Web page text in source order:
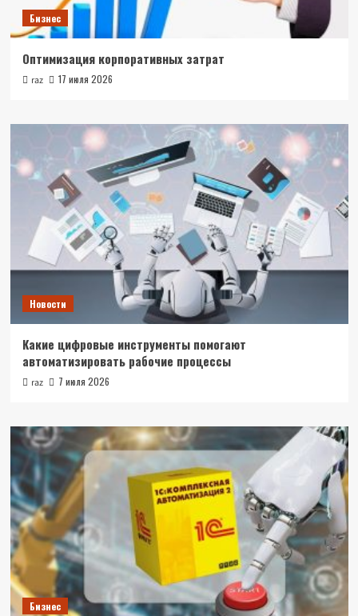
Бизнес
Оптимизация корпоративных затрат
raz 17 июля 2026
Новости
Какие цифровые инструменты помогают
автоматизировать рабочие процессы
raz 7 июля 2026
Бизнес